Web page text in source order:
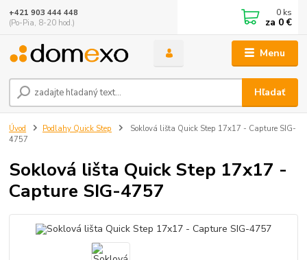
Menu
Hľadať
+421 903 444 448
(Po-Pia, 8-20 hod.)
0 ks
za 0 €
Úvod Podlahy Quick Step
Soklová lišta Quick Step 17x17 - Capture SIG-
4757
Soklová lišta Quick Step 17x17 -
Capture SIG-4757